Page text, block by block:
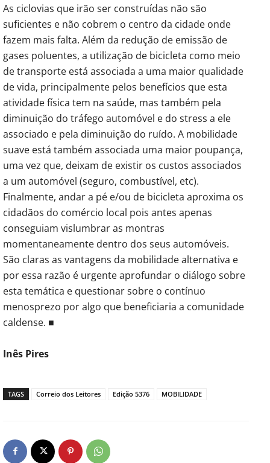
As ciclovias que irão ser construídas não são
suficientes e não cobrem o centro da cidade onde
fazem mais falta. Além da redução de emissão de
gases poluentes, a utilização de bicicleta como meio
de transporte está associada a uma maior qualidade
de vida, principalmente pelos benefícios que esta
atividade física tem na saúde, mas também pela
diminuição do tráfego automóvel e do stress a ele
associado e pela diminuição do ruído. A mobilidade
suave está também associada uma maior poupança,
uma vez que, deixam de existir os custos associados
a um automóvel (seguro, combustível, etc).
Finalmente, andar a pé e/ou de bicicleta aproxima os
cidadãos do comércio local pois antes apenas
conseguiam vislumbrar as montras
momentaneamente dentro dos seus automóveis.
São claras as vantagens da mobilidade alternativa e
por essa razão é urgente aprofundar o diálogo sobre
esta temática e questionar sobre o contínuo
menosprezo por algo que beneficiaria a comunidade
caldense. ■
Inês Pires
TAGS Correio dos Leitores Edição 5376 MOBILIDADE